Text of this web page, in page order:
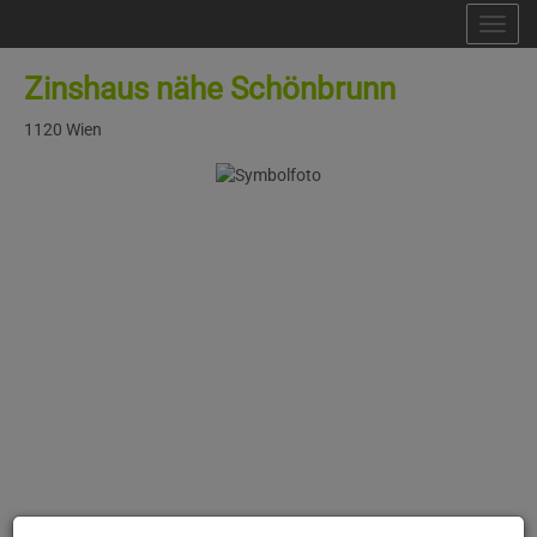
Zinshaus nähe Schönbrunn
1120 Wien